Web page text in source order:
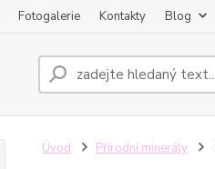
Fotogalerie Kontakty Blog
Úvod Přírodní minerály